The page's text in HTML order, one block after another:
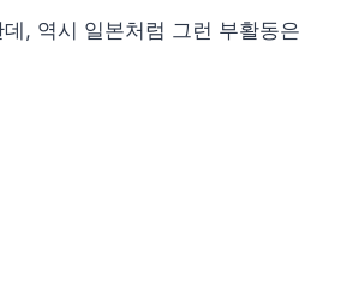
, 역시 일본처럼 그런 부활동은